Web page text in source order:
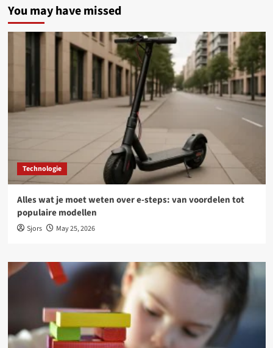
You may have missed
Technologie
Alles wat je moet weten over e-steps: van voordelen tot
populaire modellen
Sjors May 25, 2026